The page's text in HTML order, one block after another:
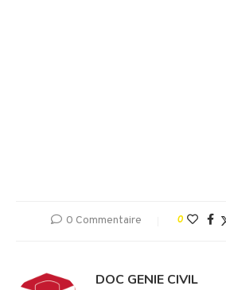
0 Commentaire 0
DOC GENIE CIVIL